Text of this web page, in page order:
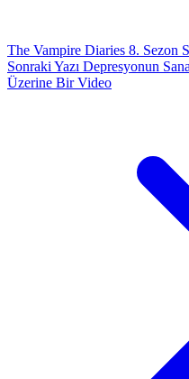
The Vampire Diaries 8. Sezon
Sonraki Yazı Depresyonun
Üzerine Bir Video